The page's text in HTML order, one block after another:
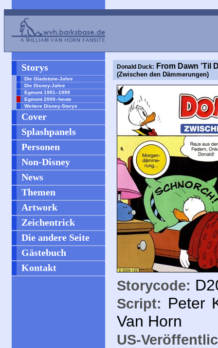
Storys
Die Gladstone-Jahre
Die Disney-Jahre
Egmont 1991–1999
Egmont 2000–heute
Weitere Disney-Storys
Cover
Splashpanels
Personen
Non-Disney
News
Themen
Artwork
Zeichentrick
Die andere Seite
Gästebuch
Kontakt
Donald Duck: From Dawn ’Til
(Zwischen den Dämmerungen)
Storycode:
Script: Peter
Van Horn
US-